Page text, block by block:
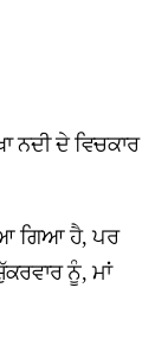
ਨਦੀ ਦੇ ਵਿਚਕਾਰ
ਗਿਆ ਹੈ, ਪਰ
ਨੂੰ, ਮਾਂ